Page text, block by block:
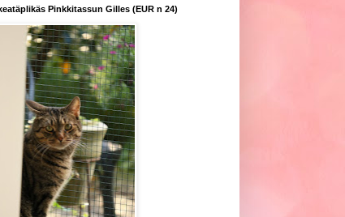
Pinkkitassun Gilles (EUR n 24)